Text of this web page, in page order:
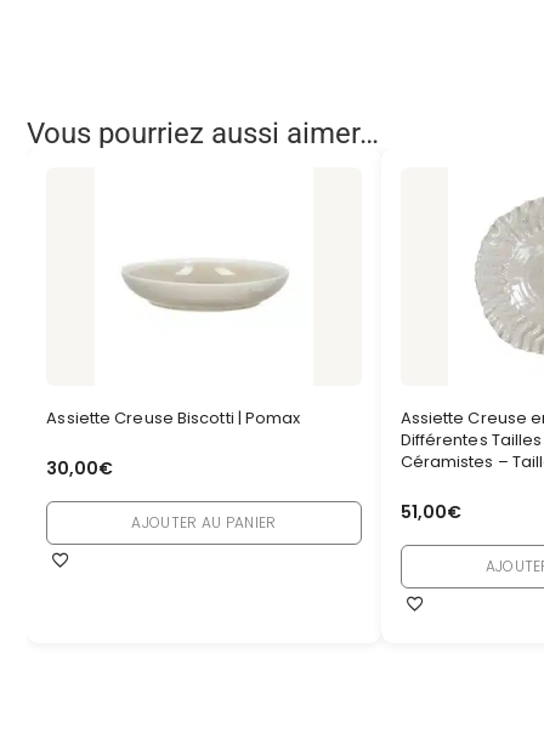
Vous pourriez aussi aimer…
Assiette Creuse Biscotti | Pomax
30,00€
AJOUTER AU PANIER
Assiette Creuse
Différentes
Céramistes –
51,00€